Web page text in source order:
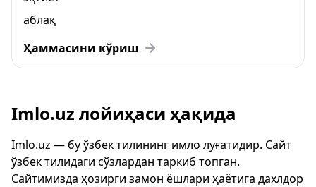
аблақ
Ҳаммасини кўриш
Imlo.uz лойиҳаси ҳақида
Imlo.uz — бу ўзбек тилининг имло луғатидир. Сайт
ўзбек тилидаги сўзлардан таркиб топган.
Сайтимизда ҳозирги замон ёшлари ҳаётига дахлдор